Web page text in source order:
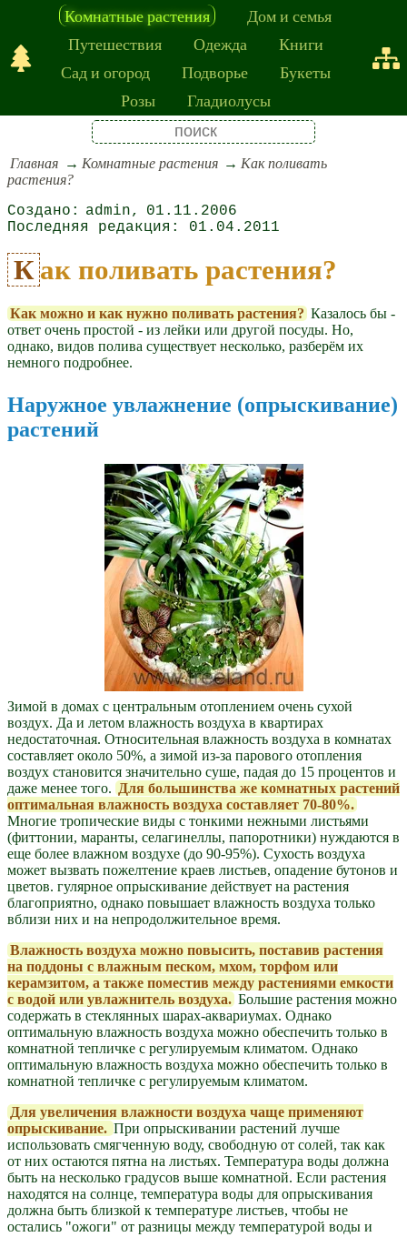
Комнатные растения
Дом и семья
Путешествия
Одежда
Книги
Сад и огород
Подворье
Букеты
Розы
Гладиолусы
Главная Комнатные растения
Как поливать
растения?
admin
01.11.2006
01.04.2011
Как поливать растения?
Как можно и как нужно поливать растения? Казалось бы -
ответ очень простой - из лейки или другой посуды. Но,
однако, видов полива существует несколько, разберём их
немного подробнее.
Наружное увлажнение (опрыскивание)
растений
Зимой в домах с центральным отоплением очень сухой
воздух. Да и летом влажность воздуха в квартирах
недостаточная. Относительная влажность воздуха в комнатах
составляет около 50%, а зимой из-за парового отопления
воздух становится значительно суше, падая до 15 процентов и
даже менее того. Для большинства же комнатных растений
оптимальная влажность воздуха составляет 70-80%.
Многие тропические виды с тонкими нежными листьями
(фиттонии, маранты, селагинеллы, папоротники) нуждаются в
еще более влажном воздухе (до 90-95%). Сухость воздуха
может вызвать пожелтение краев листьев, опадение бутонов и
цветов. гулярное опрыскивание действует на растения
благоприятно, однако повышает влажность воздуха только
вблизи них и на непродолжительное время.
Влажность воздуха можно повысить, поставив растения
на поддоны с влажным песком, мхом, торфом или
керамзитом, а также поместив между растениями емкости
с водой или увлажнитель воздуха. Большие растения можно
содержать в стеклянных шарах-аквариумах. Однако
оптимальную влажность воздуха можно обеспечить только в
комнатной тепличке с регулируемым климатом. Однако
оптимальную влажность воздуха можно обеспечить только в
комнатной тепличке с регулируемым климатом.
Для увеличения влажности воздуха чаще применяют
опрыскивание. При опрыскивании растений лучше
использовать смягченную воду, свободную от солей, так как
от них остаются пятна на листьях. Температура воды должна
быть на несколько градусов выше комнатной. Если растения
находятся на солнце, температура воды для опрыскивания
должна быть близкой к температуре листьев, чтобы не
остались "ожоги" от разницы между температурой воды и